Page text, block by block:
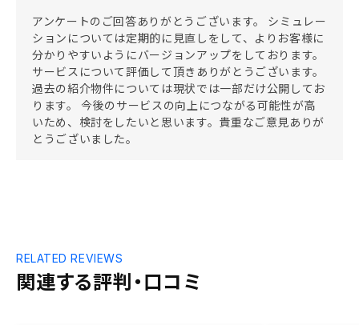
アンケートのご回答ありがとうございます。 シミュレー
ションについては定期的に見直しをして、よりお客様に
分かりやすいようにバージョンアップをしております。
サービスについて評価して頂きありがとうございます。
過去の紹介物件については現状では一部だけ公開してお
ります。 今後のサービスの向上につながる可能性が高
いため、検討をしたいと思います。貴重なご意見ありが
とうございました。
関連する評判・口コミ
RELATED REVIEWS